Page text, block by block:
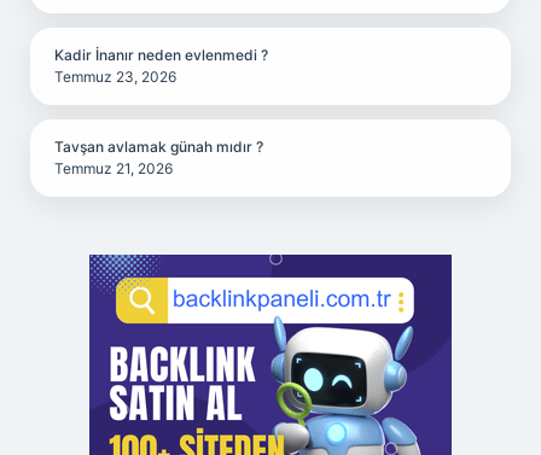
Kadir İnanır neden evlenmedi ?
Temmuz 23, 2026
Tavşan avlamak günah mıdır ?
Temmuz 21, 2026